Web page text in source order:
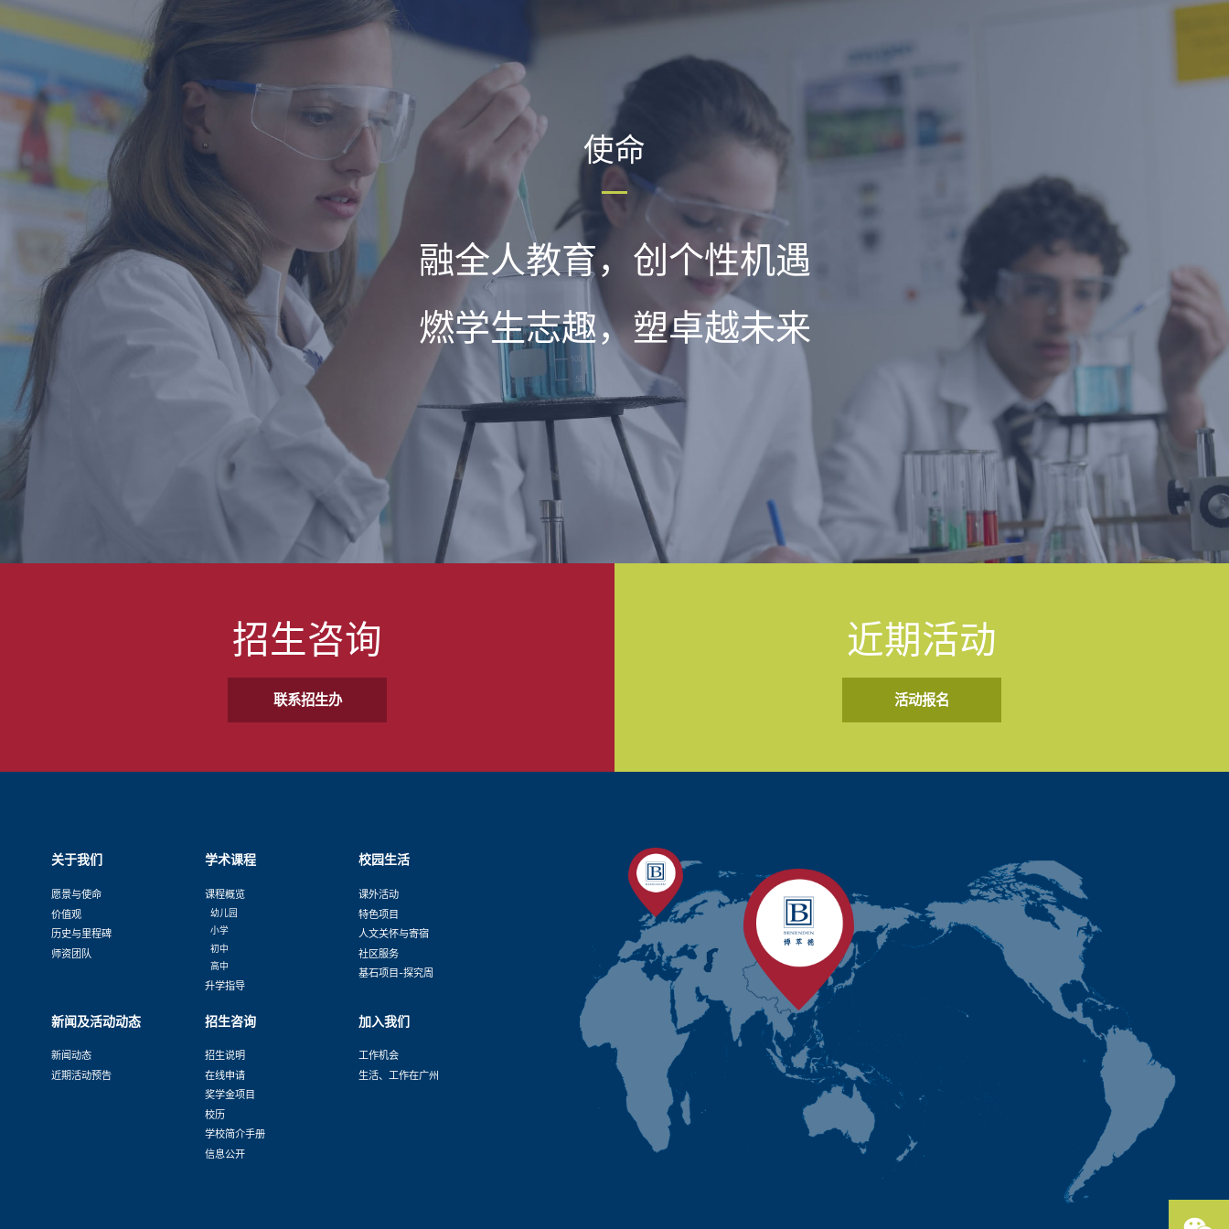
使命
融全人教育，创个性机遇
燃学生志趣，塑卓越未来
招生咨询
联系招生办
近期活动
活动报名
关于我们
愿景与使命
价值观
历史与里程碑
师资团队
学术课程
课程概览
幼儿园
小学
初中
高中
升学指导
校园生活
课外活动
特色项目
人文关怀与寄宿
社区服务
基石项目-探究周
新闻及活动动态
新闻动态
近期活动预告
招生咨询
招生说明
在线申请
奖学金项目
校历
学校简介手册
信息公开
加入我们
工作机会
生活、工作在广州